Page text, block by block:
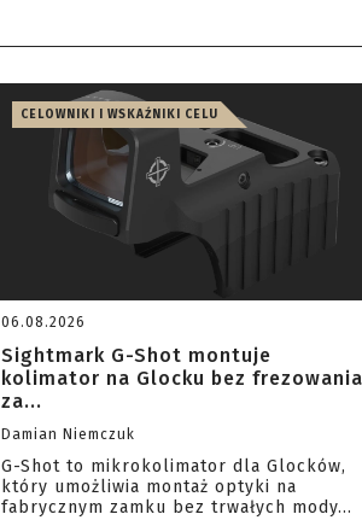
CELOWNIKI I WSKAŹNIKI CELU
06.08.2026
Sightmark G-Shot montuje
kolimator na Glocku bez frezowania
za...
Damian Niemczuk
G-Shot to mikrokolimator dla Glocków,
który umożliwia montaż optyki na
fabrycznym zamku bez trwałych mody...